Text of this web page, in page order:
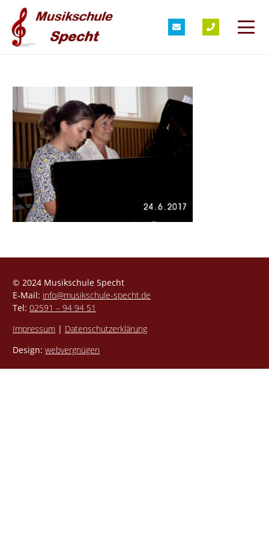
© 2024 Musikschule Specht
E-Mail: info@musikschule-specht.de
Tel: 02591 – 94 94 51
Impressum | Datenschutzerklärung
Design: webvergnügen